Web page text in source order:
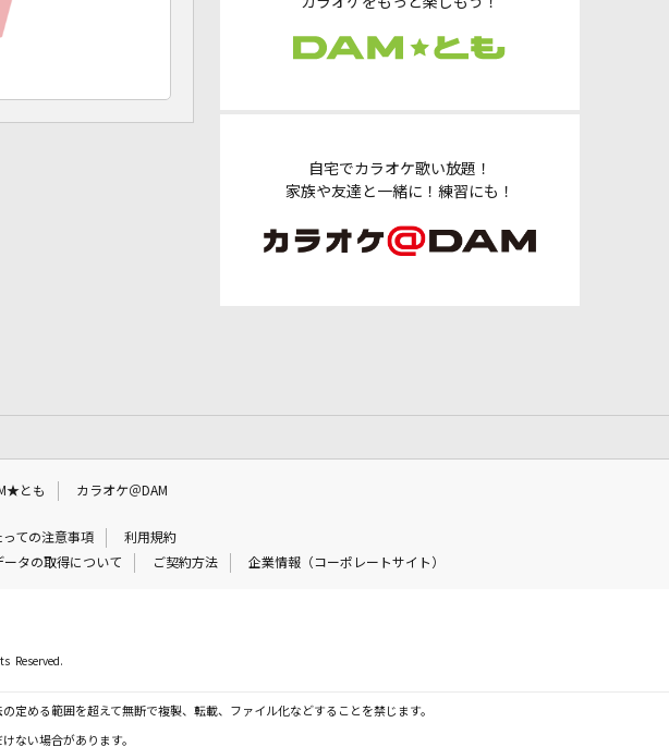
自宅でカラオケ歌い放題！
家族や友達と一緒に！練習にも！
とも カラオケ＠DAM
ての注意事項
利用規約
ータの取得について ご契約方法 企業情報（コーポレートサイト）
Reserved.
定める範囲を超えて無断で複製、転載、ファイル化などすることを禁じます。
ない場合があります。